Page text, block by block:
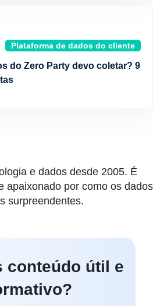
Plataforma de dados do cliente
do Zero Party devo coletar? 9
e dados desde 2005. É
apaixonado por como os dados
surpreendentes.
conteúdo útil e